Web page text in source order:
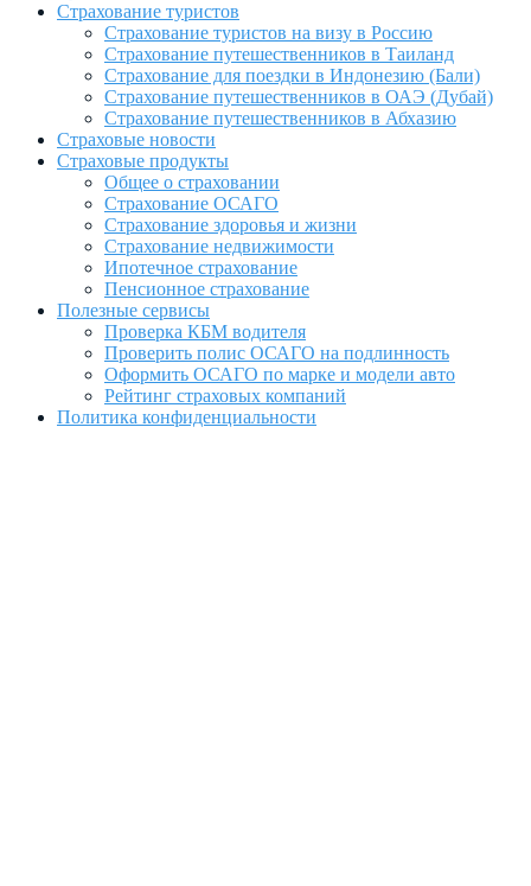
Страхование туристов
Страхование туристов на визу в Россию
Страхование путешественников в Таиланд
Страхование для поездки в Индонезию (Бали)
Страхование путешественников в ОАЭ (Дубай)
Страхование путешественников в Абхазию
Страховые новости
Страховые продукты
Общее о страховании
Страхование ОСАГО
Страхование здоровья и жизни
Страхование недвижимости
Ипотечное страхование
Пенсионное страхование
Полезные сервисы
Проверка КБМ водителя
Проверить полис ОСАГО на подлинность
Оформить ОСАГО по марке и модели авто
Рейтинг страховых компаний
Политика конфиденциальности